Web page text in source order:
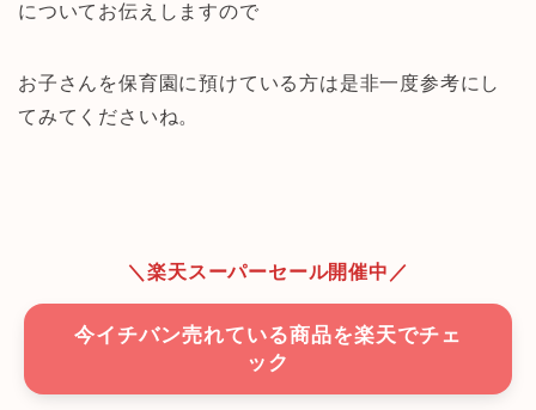
についてお伝えしますので
お子さんを保育園に預けている方は是非一度参考にし
てみてくださいね。
＼楽天スーパーセール開催中／
今イチバン売れている商品を楽天でチェ
ック